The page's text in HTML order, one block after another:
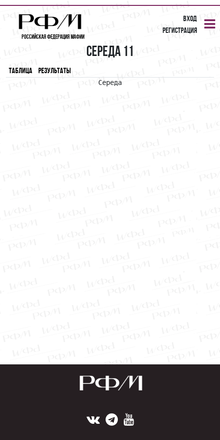
Российская Федерация Мафии
Вход
Регистрация
Середа 11
Таблица
Результаты
Середа